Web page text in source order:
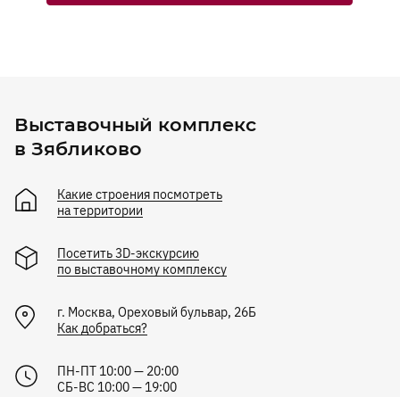
Выставочный комплекс
в Зябликово
Какие строения посмотреть
на территории
Посетить 3D-экскурсию
по выставочному комплексу
г. Москва, Ореховый бульвар, 26Б
Как добраться?
ПН-ПТ 10:00 — 20:00
СБ-ВС 10:00 — 19:00